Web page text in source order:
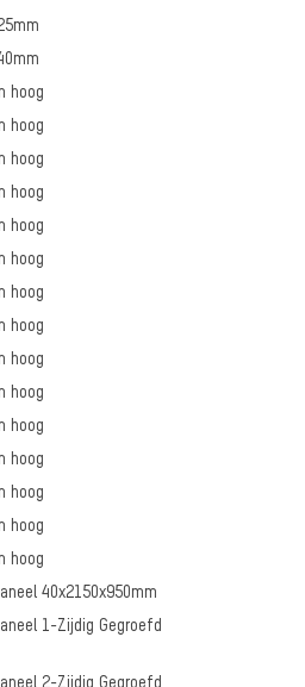
hoog
hoog
hoog
hoog
hoog
hoog
hoog
hoog
hoog
hoog
hoog
hoog
hoog
hoog
hoog
40x2150x950mm
1-Zijdig Gegroefd
2-Zijdig Gegroefd